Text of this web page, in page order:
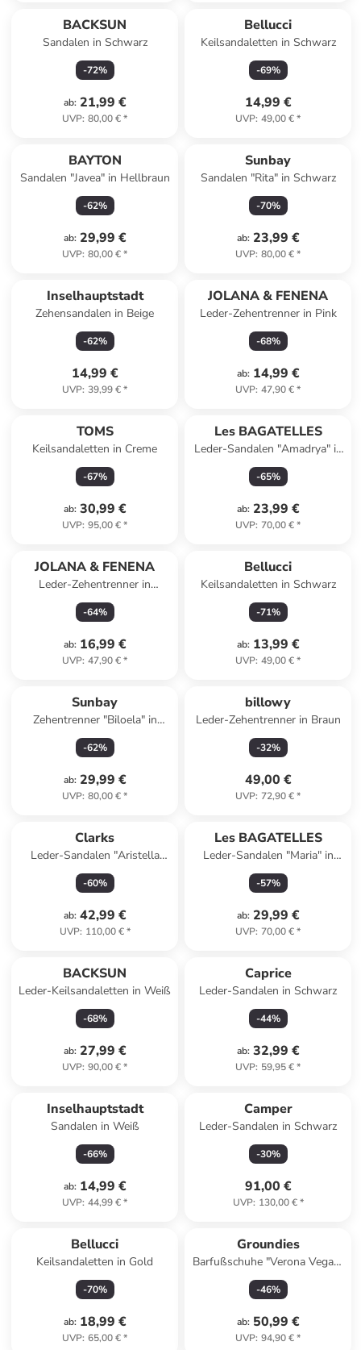
BACKSUN
Sandalen in Schwarz
-72%
ab: 21,99 €
UVP: 80,00 €*
Bellucci
Keilsandaletten in Schwarz
-69%
14,99 €
UVP: 49,00 €*
BAYTON
Sandalen "Javea" in Hellbraun
-62%
ab: 29,99 €
UVP: 80,00 €*
Sunbay
Sandalen "Rita" in Schwarz
-70%
ab: 23,99 €
UVP: 80,00 €*
Inselhauptstadt
Zehensandalen in Beige
-62%
14,99 €
UVP: 39,99 €*
JOLANA & FENENA
Leder-Zehentrenner in Pink
-68%
ab: 14,99 €
UVP: 47,90 €*
TOMS
Keilsandaletten in Creme
-67%
ab: 30,99 €
UVP: 95,00 €*
Les BAGATELLES
Leder-Sandalen "Amadrya" in
Hellbraun
-65%
ab: 23,99 €
UVP: 70,00 €*
JOLANA & FENENA
Leder-Zehentrenner in
Hellbraun
-64%
ab: 16,99 €
UVP: 47,90 €*
Bellucci
Keilsandaletten in Schwarz
-71%
ab: 13,99 €
UVP: 49,00 €*
Sunbay
Zehentrenner "Biloela" in
Schwarz
-62%
ab: 29,99 €
UVP: 80,00 €*
billowy
Leder-Zehentrenner in Braun
-32%
49,00 €
UVP: 72,90 €*
Clarks
Leder-Sandalen "Aristella
Sun" in Creme
-60%
ab: 42,99 €
UVP: 110,00 €*
Les BAGATELLES
Leder-Sandalen "Maria" in
Gold
-57%
ab: 29,99 €
UVP: 70,00 €*
BACKSUN
Leder-Keilsandaletten in Weiß
-68%
ab: 27,99 €
UVP: 90,00 €*
Caprice
Leder-Sandalen in Schwarz
-44%
ab: 32,99 €
UVP: 59,95 €*
Inselhauptstadt
Sandalen in Weiß
-66%
ab: 14,99 €
UVP: 44,99 €*
Camper
Leder-Sandalen in Schwarz
-30%
91,00 €
UVP: 130,00 €*
Bellucci
Keilsandaletten in Gold
-70%
ab: 18,99 €
UVP: 65,00 €*
Groundies
Barfußschuhe "Verona Vegan"
in Beige
-46%
ab: 50,99 €
UVP: 94,90 €*